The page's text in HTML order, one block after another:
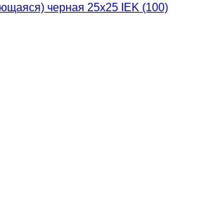
черная 25х25 IEK (100)